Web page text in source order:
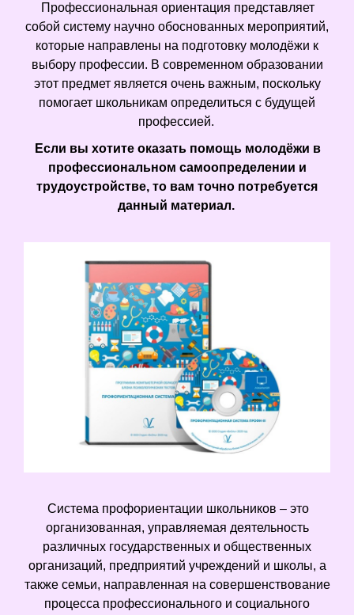
Профессиональная ориентация представляет
собой систему научно обоснованных мероприятий,
которые направлены на подготовку молодёжи к
выбору профессии. В современном образовании
этот предмет является очень важным, поскольку
помогает школьникам определиться с будущей
профессией.
Если вы хотите оказать помощь молодёжи в
профессиональном самоопределении и
трудоустройстве, то вам точно потребуется
данный материал.
Система профориентации школьников – это
организованная, управляемая деятельность
различных государственных и общественных
организаций, предприятий учреждений и школы, а
также семьи, направленная на совершенствование
процесса профессионального и социального